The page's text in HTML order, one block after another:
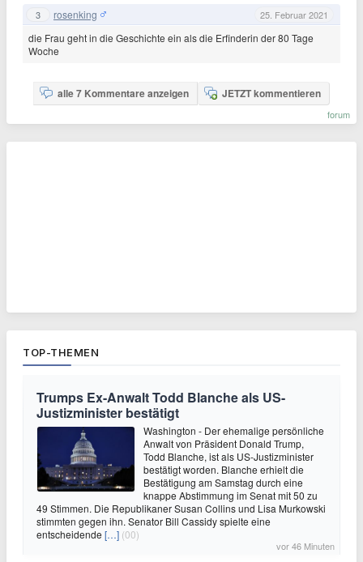
3 rosenking 25. Februar 2021
die Frau geht in die Geschichte ein als die Erfinderin der 80 Tage
Woche
alle 7 Kommentare anzeigen JETZT kommentieren
forum
TOP-THEMEN
Trumps Ex-Anwalt Todd Blanche als US-
Justizminister bestätigt
Washington - Der ehemalige persönliche
Anwalt von Präsident Donald Trump,
Todd Blanche, ist als US-Justizminister
bestätigt worden. Blanche erhielt die
Bestätigung am Samstag durch eine
knappe Abstimmung im Senat mit 50 zu
49 Stimmen. Die Republikaner Susan Collins und Lisa Murkowski
stimmten gegen ihn. Senator Bill Cassidy spielte eine
entscheidende […] (00)
vor 46 Minuten